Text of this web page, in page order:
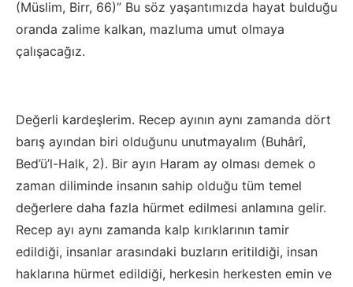
(Müslim, Birr, 66)” Bu söz yaşantımızda hayat bulduğu
oranda zalime kalkan, mazluma umut olmaya
çalışacağız.
Değerli kardeşlerim. Recep ayının aynı zamanda dört
barış ayından biri olduğunu unutmayalım (Buhârî,
Bed’ü’l-Halk, 2). Bir ayın Haram ay olması demek o
zaman diliminde insanın sahip olduğu tüm temel
değerlere daha fazla hürmet edilmesi anlamına gelir.
Recep ayı aynı zamanda kalp kırıklarının tamir
edildiği, insanlar arasındaki buzların eritildiği, insan
haklarına hürmet edildiği, herkesin herkesten emin ve